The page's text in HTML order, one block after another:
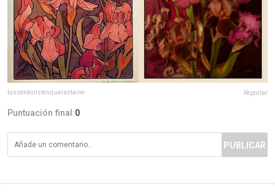
tussenkunstenquarantaine Reportar
Puntuación final:0
PUBLICAR